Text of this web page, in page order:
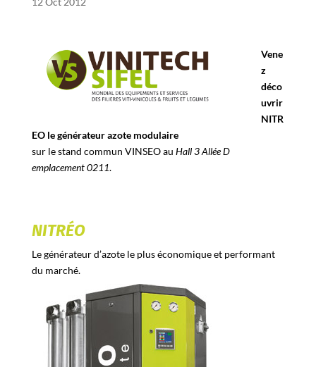
Vene
z
déco
uvrir
NITR
EO le générateur azote modulaire
sur le stand commun VINSEO au Hall 3 Allée D
emplacement 0211.
NITRÉO
Le générateur d’azote le plus économique et performant
du marché.